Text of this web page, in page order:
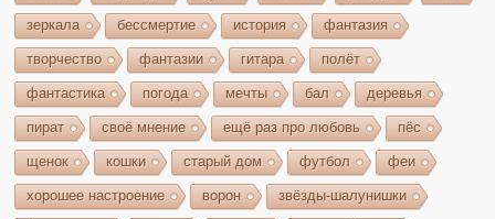
зеркала бессмертие история фантазия
творчество фантазии гитара полёт
фантастика погода мечты бал деревья
пират своё мнение ещё раз про любовь пёс
щенок кошки старый дом футбол феи
хорошее настроение ворон звёзды-шалунишки